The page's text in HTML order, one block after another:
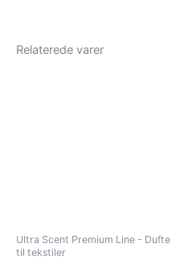
Relaterede varer
Ultra Scent Premium Line - Dufte
til tekstiler